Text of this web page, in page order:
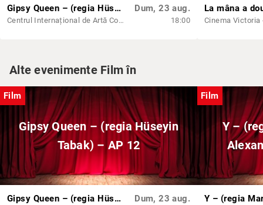
Gipsy Queen – (regia Hüseyin Tabak) – AP 12
Centrul Internațional de Artă Contemporană - Baia Turcească Iași
Dum, 23 aug.
18:00
La mâna a
Cinema Victoria
Alte evenimente Film în
Film
Gipsy Queen – (regia Hüseyin
Tabak) – AP 12
Gipsy Queen – (regia Hüseyin Tabak) – AP 12 Dum, 23 aug.
Film
Y –